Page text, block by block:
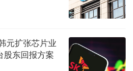
元扩张芯片业
股东回报方案